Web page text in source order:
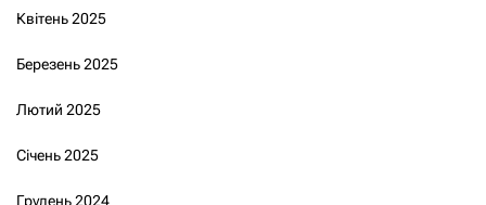
Квітень 2025
Березень 2025
Лютий 2025
Січень 2025
Грудень 2024